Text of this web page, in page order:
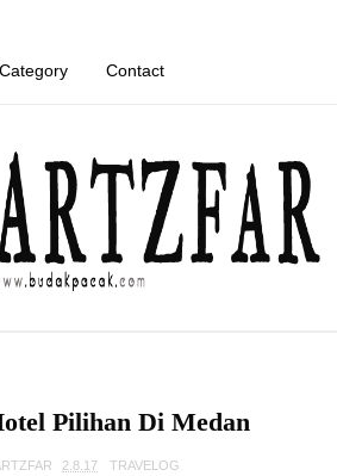
Category Contact
Pilihan Di Medan
2.8.17 TRAVELOG